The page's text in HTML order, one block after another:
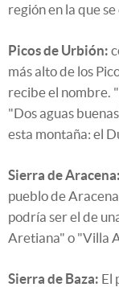
región en la que
Picos de Urbión:
más alto de los
recibe el nombre.
"Dos aguas
esta montaña: el
Sierra de Aracena:
pueblo de
podría ser el de
Aretiana" o "Villa
Sierra de Baza: El